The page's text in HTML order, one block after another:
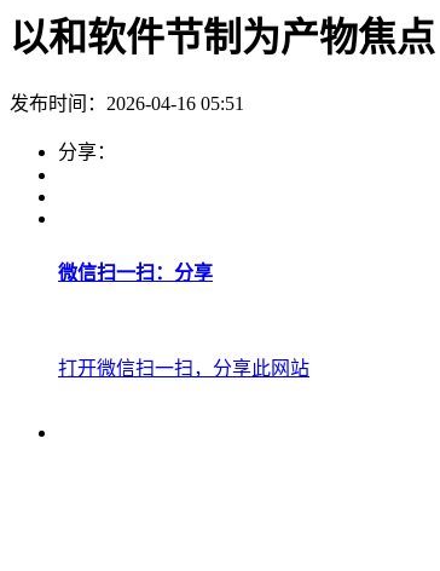
以和软件节制为产物焦点
发布时间：2026-04-16 05:51
分享：
微信扫一扫：分享
打开微信扫一扫，分享此网站